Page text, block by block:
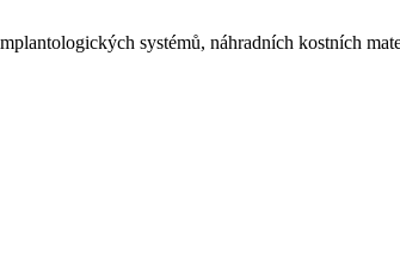
systémů, náhradních kostních